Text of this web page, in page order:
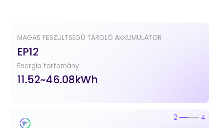
MAGAS FESZÜLTSÉGŰ TÁROLÓ AKKUMULÁTOR
EP12
Energia tartomány
11.52~46.08kWh
2 4